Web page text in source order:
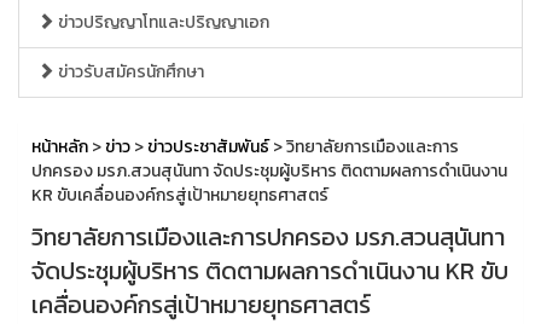
ข่าวปริญญาโทและปริญญาเอก
ข่าวรับสมัครนักศึกษา
หน้าหลัก>ข่าว>ข่าวประชาสัมพันธ์> วิทยาลัยการเมืองและการ
ปกครอง มรภ.สวนสุนันทา จัดประชุมผู้บริหาร ติดตามผลการดำเนินงาน
KR ขับเคลื่อนองค์กรสู่เป้าหมายยุทธศาสตร์
วิทยาลัยการเมืองและการปกครอง มรภ.สวนสุนันทา
จัดประชุมผู้บริหาร ติดตามผลการดำเนินงาน KR ขับ
เคลื่อนองค์กรสู่เป้าหมายยุทธศาสตร์